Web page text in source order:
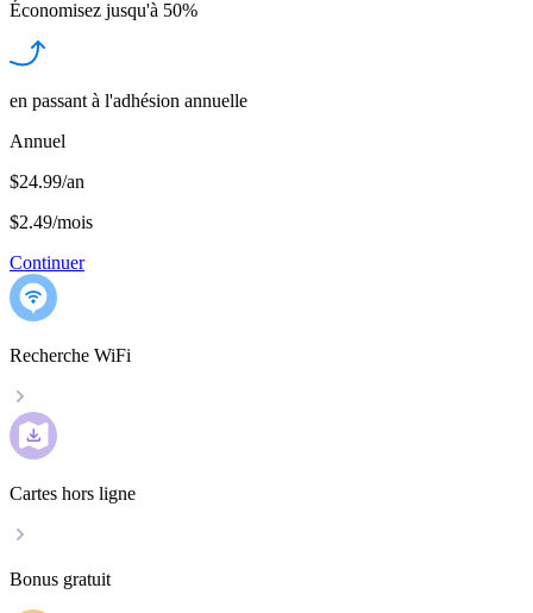
Économisez jusqu'à 50%
en passant à l'adhésion annuelle
Annuel
$24.99/an
$2.49/mois
Continuer
Recherche WiFi
Cartes hors ligne
Bonus gratuit